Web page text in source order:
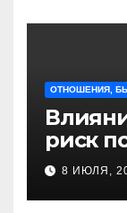
ОТНОШЕНИЯ,
риск
8 ИЮЛЯ,